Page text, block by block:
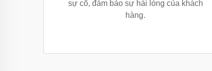
sự cố, đảm bảo sự hài lòng của khách
hàng.